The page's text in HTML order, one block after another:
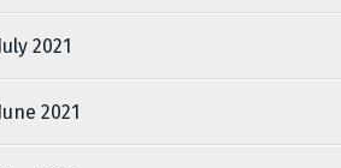
2021
2021